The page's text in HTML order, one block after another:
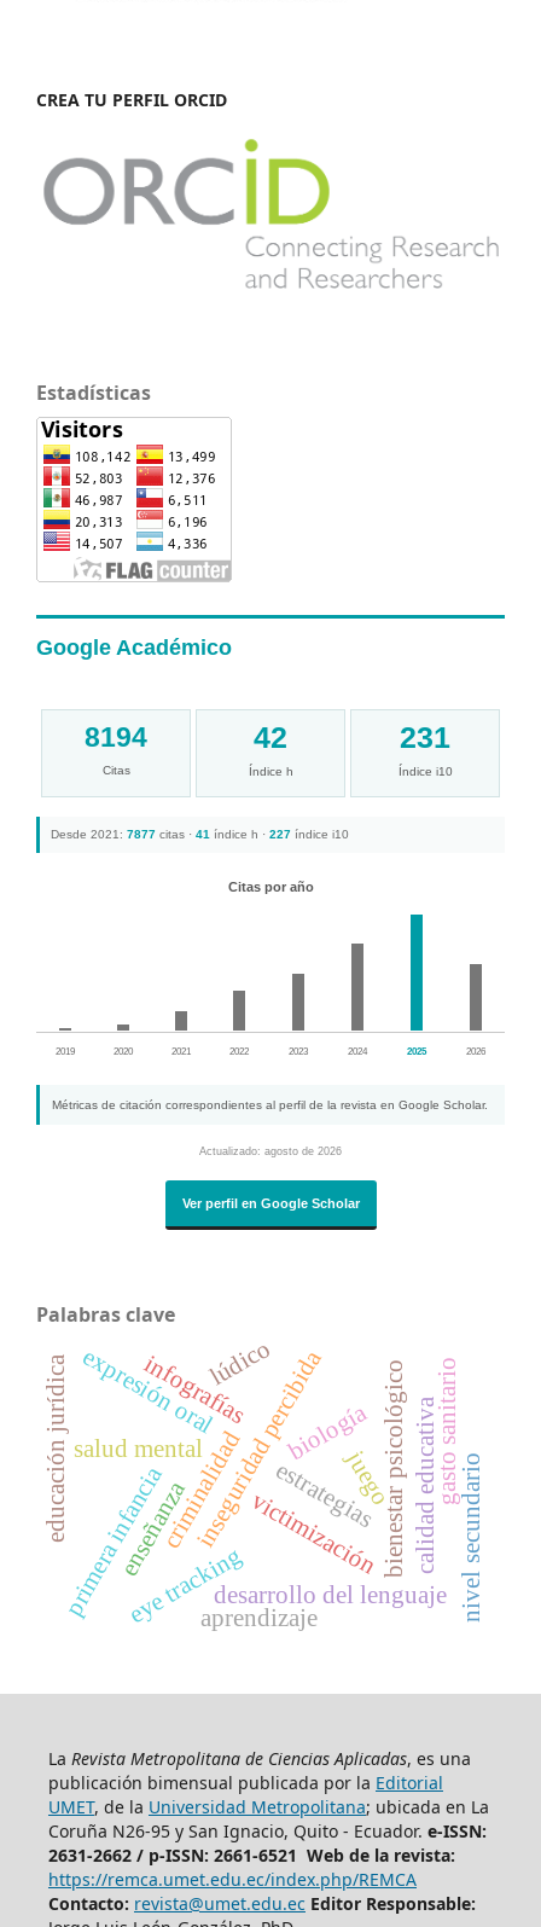
CREA TU PERFIL ORCID
Estadísticas
Google Académico
8194
Citas
42
Índice h
231
Índice i10
Desde 2021: 7877 citas · 41 índice h · 227 índice i10
Citas por año
2019 2020 2021 2022 2023 2024 2025 2026
Métricas de citación correspondientes al perfil de la revista en Google Scholar.
Actualizado: agosto de 2026
Ver perfil en Google Scholar
Palabras clave
criminalidad
salud mental
victimización
inseguridad percibida bienestar psicológico
desarrollo del lenguaje
primera infancia
expresión oral
eye tracking
infografías
biología
nivel secundario
calidad educativa
educación jurídica juego
aprendizaje
estrategias
lúdico
enseñanza
gasto sanitario
La Revista Metropolitana de Ciencias Aplicadas, es una
publicación bimensual publicada por la Editorial
UMET, de la Universidad Metropolitana; ubicada en La
Coruña N26-95 y San Ignacio, Quito - Ecuador. e-ISSN:
2631-2662 / p-ISSN: 2661-6521 Web de la revista:
https://remca.umet.edu.ec/index.php/REMCA
Contacto: revista@umet.edu.ec Editor Responsable: